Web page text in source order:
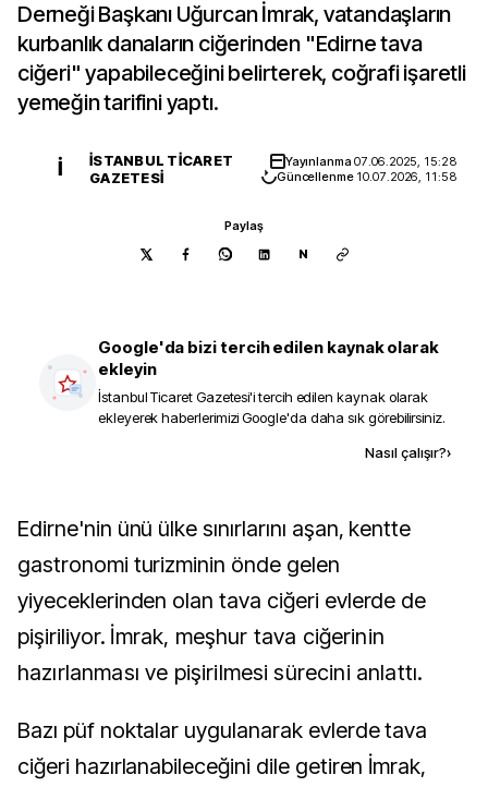
Derneği Başkanı Uğurcan İmrak, vatandaşların
kurbanlık danaların ciğerinden "Edirne tava
ciğeri" yapabileceğini belirterek, coğrafi işaretli
yemeğin tarifini yaptı.
İ
İSTANBUL TICARET
GAZETESI
Yayınlanma07.06.2025, 15:28
Güncellenme 10.07.2026, 11:58
Paylaş
N
Google'da bizi tercih edilen kaynak olarak
ekleyin
İstanbul Ticaret Gazetesi'i tercih edilen kaynak olarak
ekleyerek haberlerimizi Google'da daha sık görebilirsiniz.
Nasıl çalışır?›
Edirne'nin ünü ülke sınırlarını aşan, kentte
gastronomi turizminin önde gelen
yiyeceklerinden olan tava ciğeri evlerde de
pişiriliyor. İmrak, meşhur tava ciğerinin
hazırlanması ve pişirilmesi sürecini anlattı.
Bazı püf noktalar uygulanarak evlerde tava
ciğeri hazırlanabileceğini dile getiren İmrak,